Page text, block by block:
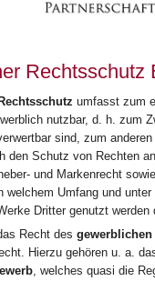
Rechtsschutz
umfasst zum
nutzbar, d. h. zum
sind, zum
den Schutz von Rechten
und Markenrecht
welchem Umfang und
Dritter genutzt werden
Recht des gewerblichen
Hierzu gehören u. a.
, welches quasi die